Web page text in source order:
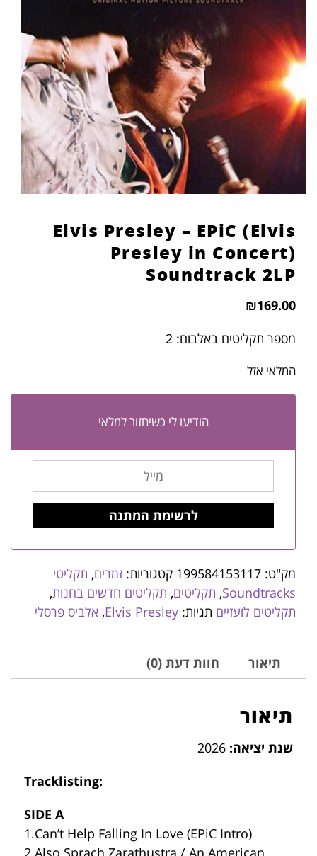
font_download סמן קישורים
לאפס
את
כל
האפשרויות
cached
Elvis Presley – EPiC (Elvis
Presley in Concert)
Soundtrack 2LP
₪169.00
מספר תקליטים באלבום: 2
המלאי אזל
הודיעו לי כשיחזור למלאי
מק"ט: 199584153117 קטגוריות: זמרים, תקליטי
Soundtracks
, תקליטים, תקליטים חדשים בחנות,
תקליטים לועזיים תגיות: Elvis Presley
, אלביס פרסלי
תיאור חוות דעת (0)
תיאור
שנת יציאה:
Tracklisting:
SIDE A
1.Can’t Help Falling In Love (EPiC Intro)
2.Also Sprach Zarathustra / An American